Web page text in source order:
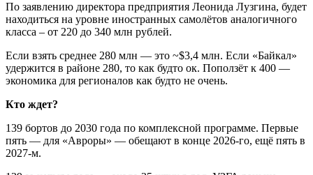
По заявлению директора предприятия Леонида Лузгина, будет
находиться на уровне иностранных самолётов аналогичного
класса – от 220 до 340 млн рублей.
Если взять среднее 280 млн — это ~$3,4 млн. Если «Байкал»
удержится в районе 280, то как будто ок. Поползёт к 400 —
экономика для регионалов как будто не очень.
Кто ждет?
139 бортов до 2030 года по комплексной программе. Первые
пять — для «Авроры» — обещают в конце 2026-го, ещё пять в
2027-м.